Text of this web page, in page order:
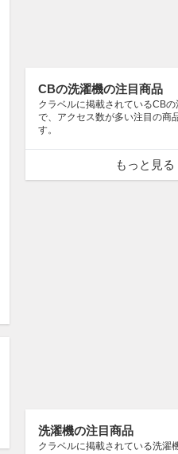
CBの洗濯機の注目商品
クラベルに掲載されているCB
で、アクセス数が多い注目の商
す。
もっと見る
洗濯機の注目商品
クラベルに掲載されている洗濯